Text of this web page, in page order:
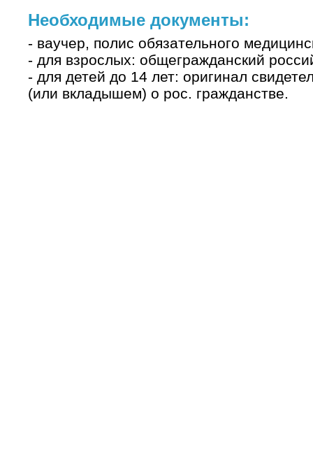
Необходимые документы:
- ваучер, полис обязательного
- для взрослых: общегражданский
- для детей до 14 лет: оригинал
(или вкладышем) о рос. гражданстве.